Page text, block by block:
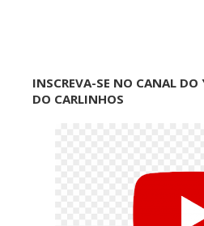
INSCREVA-SE NO CANAL
DO CARLINHOS